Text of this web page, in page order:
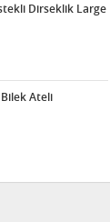
Dirseklik Large
Ateli